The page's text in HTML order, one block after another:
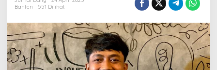
m
B
H
M
N
Banten
551 Dilihat